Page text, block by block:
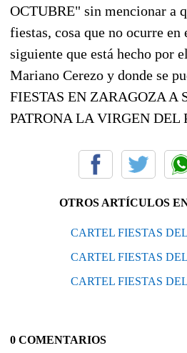
OCTUBRE" sin mencionar a
fiestas, cosa que no ocurre
siguiente que está hecho por
Mariano Cerezo y donde se
FIESTAS EN ZARAGOZA A
PATRONA LA VIRGEN DEL
OTROS ARTÍCULOS
CARTEL FIESTAS
CARTEL FIESTAS
CARTEL FIESTAS
0 COMENTARIOS